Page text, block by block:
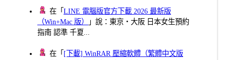
在「LINE 電腦版官方下載 2026 最新版
（Win+Mac 版）
」說：東京・大阪 日本女生預約
指南 認準 千夏...
在「 [下載] WinRAR 壓縮軟體（繁體中文版